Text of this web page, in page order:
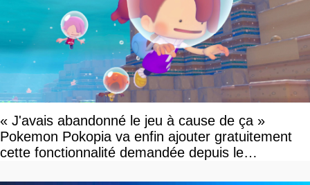
« J'avais abandonné le jeu à cause de ça »
Pokemon Pokopia va enfin ajouter gratuitement
cette fonctionnalité demandée depuis le